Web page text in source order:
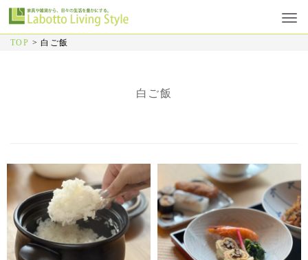
TOP >白ご飯
白ご飯